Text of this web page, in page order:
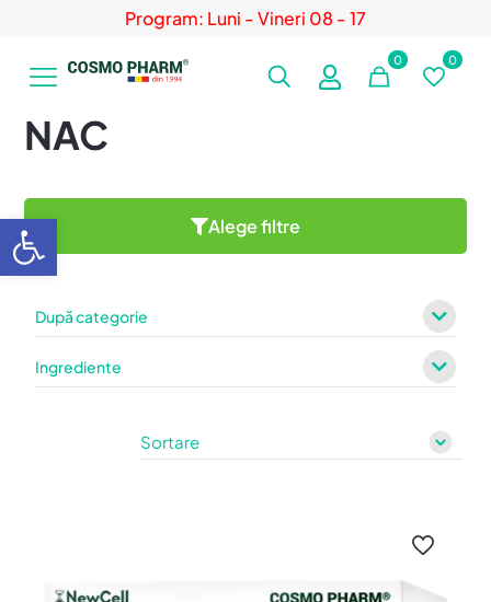
Program: Luni - Vineri 08 - 17
0 0
NAC
Alege filtre
După categorie
Ingrediente
Deschide bara de unelte